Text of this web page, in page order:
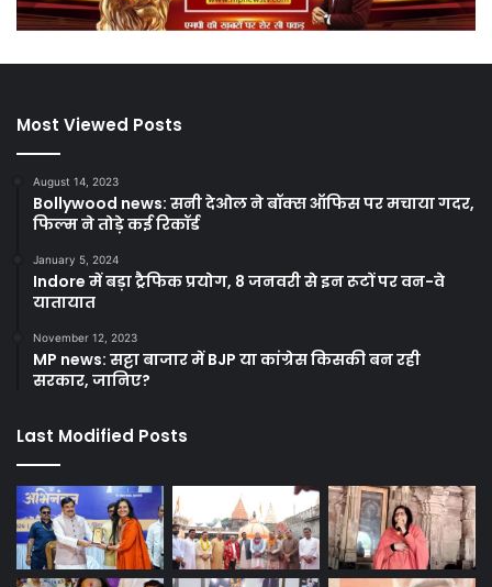
Most Viewed Posts
August 14, 2023
Bollywood news: सनी देओल ने बॉक्स ऑफिस पर मचाया गदर,
फिल्म ने तोड़े कई रिकॉर्ड
January 5, 2024
Indore में बड़ा ट्रैफिक प्रयोग, 8 जनवरी से इन रूटों पर वन-वे
यातायात
November 12, 2023
MP news: सट्टा बाजार में BJP या कांग्रेस किसकी बन रही
सरकार, जानिए?
Last Modified Posts